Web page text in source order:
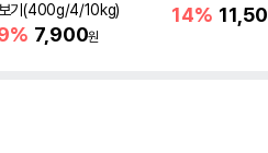
기(400g/4/10kg)
7,900원
14%